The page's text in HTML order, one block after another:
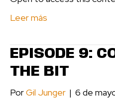
Leer más
EPISODE 9:
THE BIT
PorGil Junger | 6 de